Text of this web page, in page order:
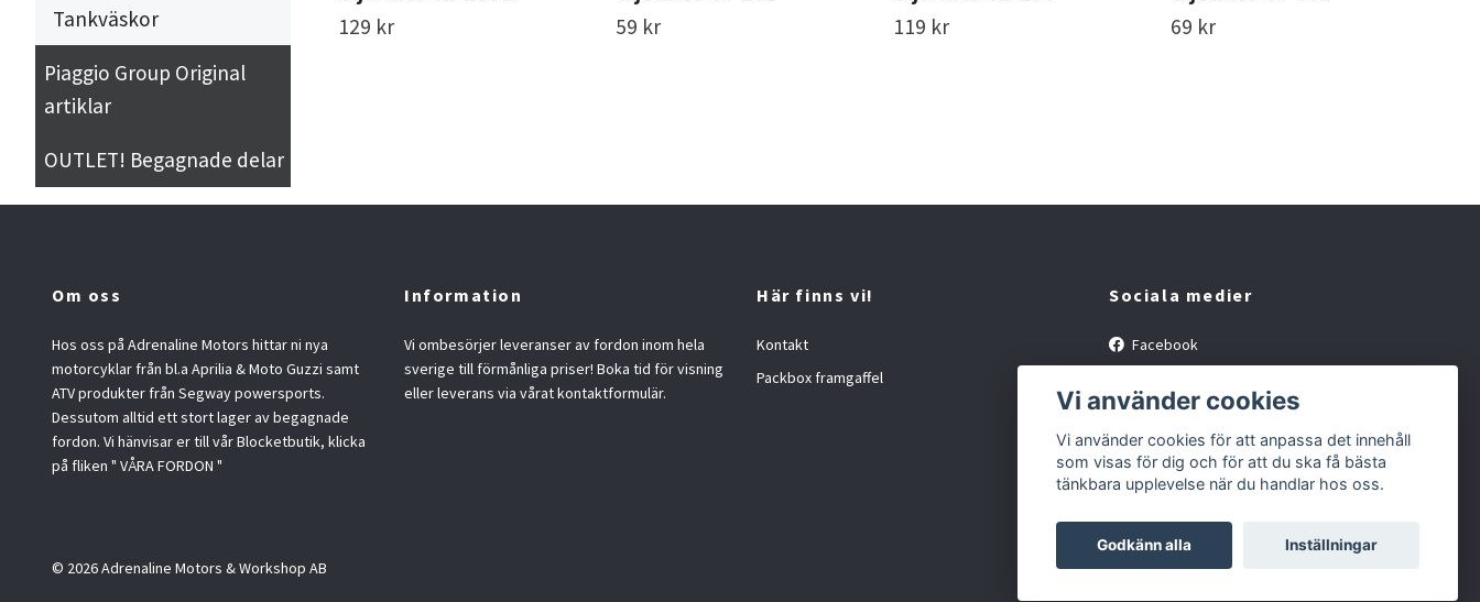
Tankväskor
Piaggio Group Original
artiklar
OUTLET! Begagnade delar
129 kr
59 kr
119 kr
69 kr
Om oss
Hos oss på Adrenaline Motors hittar ni nya
motorcyklar från bl.a Aprilia & Moto Guzzi samt
ATV produkter från Segway powersports.
Dessutom alltid ett stort lager av begagnade
fordon. Vi hänvisar er till vår Blocketbutik, klicka
på fliken " VÅRA FORDON "
Information
Vi ombesörjer leveranser av fordon inom hela
sverige till förmånliga priser! Boka tid för visning
eller leverans via vårat kontaktformulär.
Här finns vi!
Kontakt
Packbox framgaffel
Sociala medier
Facebook
© 2026 Adrenaline Motors & Workshop AB
Vi använder cookies
Vi använder cookies för att anpassa det innehåll
som visas för dig och för att du ska få bästa
tänkbara upplevelse när du handlar hos oss.
Godkänn alla Inställningar